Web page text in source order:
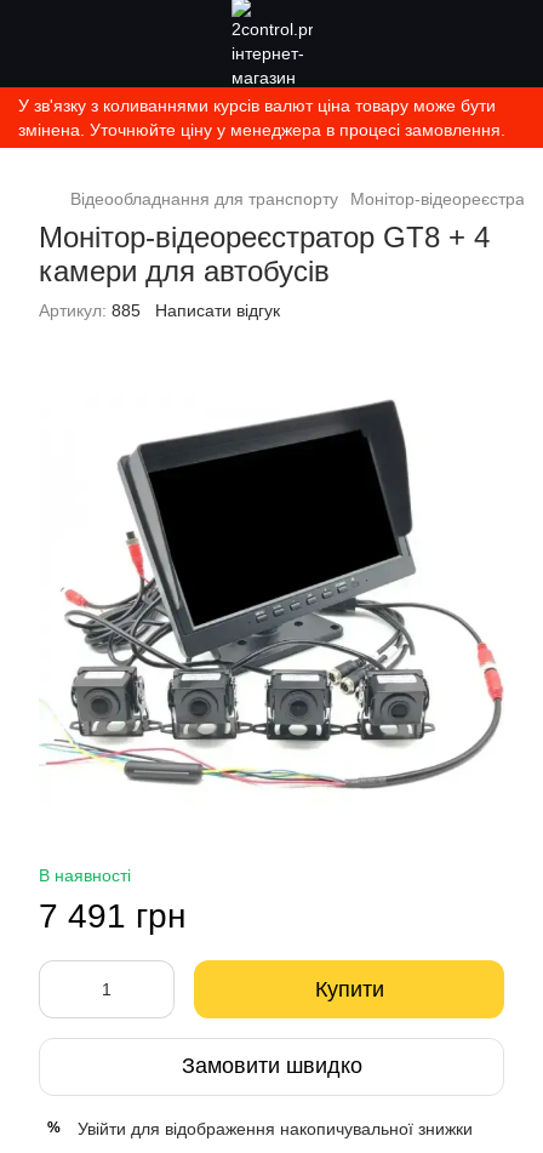
У зв'язку з коливаннями курсів валют ціна товару може бути
змінена. Уточнюйте ціну у менеджера в процесі замовлення.
Відеообладнання для транспорту Монітор-
Монітор-відеореєстратор GT8 + 4
камери для автобусів
Артикул: 885 Написати відгук
В наявності
7 491 грн
Купити
Замовити швидко
% Увійти для відображення накопичувальної знижки